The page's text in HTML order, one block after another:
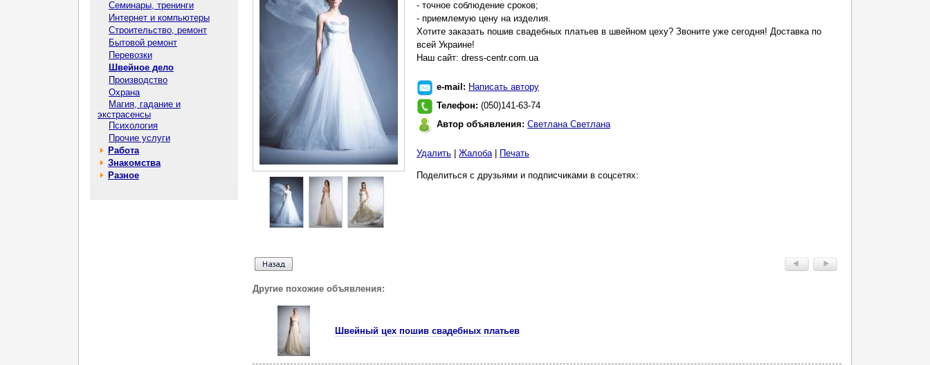
Семинары, тренинги
Интернет и компьютеры
Строительство, ремонт
Бытовой ремонт
Перевозки
Швейное дело
Производство
Охрана
Магия, гадание и
экстрасенсы
Психология
Прочие услуги
Работа
Знакомства
Разное
- точное соблюдение сроков;
- приемлемую цену на изделия.
Хотите заказать пошив свадебных платьев в швейном цеху? Звоните уже сегодня! Доставка по
всей Украине!
Наш сайт: dress-centr.com.ua
e-mail: Написать автору
Телефон: (050)141-63-74
Автор объявления: Светлана Светлана
Удалить Жалоба| Печать
Поделиться с друзьями и подписчиками в соцсетях:
Другие похожие объявления:
Швейный цех пошив свадебных платьев